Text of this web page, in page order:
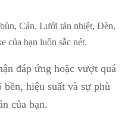
Cản, Lưới tản nhiệt, Đèn,
của bạn luôn sắc nét.
đáp ứng hoặc vượt quá
hiệu suất và sự phù
của bạn.